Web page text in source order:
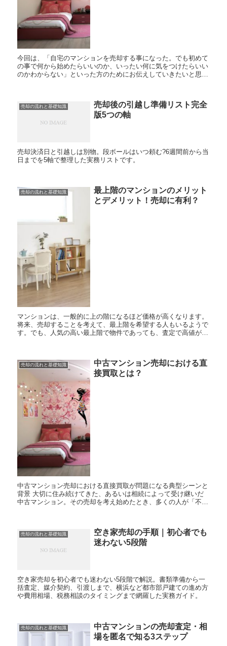
今回は、「自宅のマンションを売却する事になった。でも初めて
の事で何から始めたらいいのか、いったい何に気をつけたらいい
のかわからない」といった方のためにお伝えしていきたいと思い
売却の流れと基礎知識
売却後の引越し準備リスト完全
版5つの軸
売却決済日と引越しは別物。段ボールはいつ頼む?6週間前から当
日までを5軸で整理した実務リストです。
売却の流れと基礎知識
最上階のマンションのメリット
とデメリット！売却に有利？
マンションは、一般的に上の階になるほど価格が高くなります。
将来、売却することを考えて、最上階を希望する人もいるようで
す。でも、人気の高い最上階で物件であっても、査定で高値がつ
売却の流れと基礎知識
中古マンション売却における直
接買取とは？
中古マンション売却における直接買取が問題になる典型シーンと
背景 大切に住み続けてきた、あるいは相続によって受け継いだ
中古マンション。その売却を考え始めたとき、多くの人が「不動
売却の流れと基礎知識
空き家売却の手順｜初心者でも
迷わない5段階
空き家売却を初心者でも迷わない5段階で解説。書類準備から一
括査定、媒介契約、引渡しまで、横浜など都市部戸建ての進め方
や費用相場、税務相談のタイミングまで網羅した実務ガイド。
売却の流れと基礎知識
中古マンションの売却査定・相
場を匿名で知る3ステップ